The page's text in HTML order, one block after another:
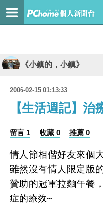
《小鎮的，小鎮》
2006-02-15 01:13:33
【生活週記】
留言 1 收藏 0 推薦 0
情人節相偕好友來個
雖然沒有情人限定版
贊助的冠軍拉麵午餐
症的療效~